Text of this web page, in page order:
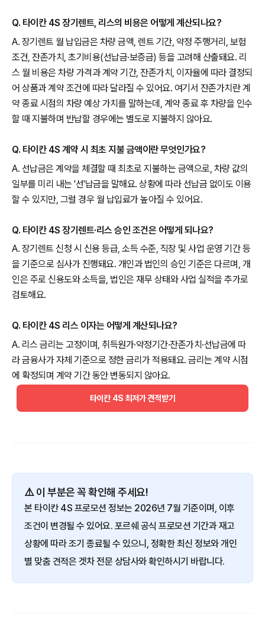
Q. 타이칸 4S 장기렌트, 리스의 비용은 어떻게 계산되나요?
A. 장기렌트 월 납입금은 차량 금액, 렌트 기간, 약정 주행거리, 보험
조건, 잔존가치, 초기비용(선납금·보증금) 등을 고려해 산출돼요. 리
스 월 비용은 차량 가격과 계약 기간, 잔존가치, 이자율에 따라 결정되
어 상품과 계약 조건에 따라 달라질 수 있어요. 여기서 잔존가치란 계
약 종료 시점의 차량 예상 가치를 말하는데, 계약 종료 후 차량을 인수
할 때 지불하며 반납할 경우에는 별도로 지불하지 않아요.
Q. 타이칸 4S 계약 시 최초 지불 금액이란 무엇인가요?
A. 선납금은 계약을 체결할 때 최초로 지불하는 금액으로, 차량 값의
일부를 미리 내는 '선'납금을 말해요. 상황에 따라 선납금 없이도 이용
할 수 있지만, 그럴 경우 월 납입료가 높아질 수 있어요.
Q. 타이칸 4S 장기렌트·리스 승인 조건은 어떻게 되나요?
A. 장기렌트 신청 시 신용 등급, 소득 수준, 직장 및 사업 운영 기간 등
을 기준으로 심사가 진행돼요. 개인과 법인의 승인 기준은 다르며, 개
인은 주로 신용도와 소득을, 법인은 재무 상태와 사업 실적을 추가로
검토해요.
Q. 타이칸 4S 리스 이자는 어떻게 계산되나요?
A. 리스 금리는 고정이며, 취득원가·약정기간·잔존가치·선납금에 따
라 금융사가 자체 기준으로 정한 금리가 적용돼요. 금리는 계약 시점
에 확정되며 계약 기간 동안 변동되지 않아요.
타이칸 4S 최저가 견적받기
⚠️ 이 부분은 꼭 확인해 주세요!
본 타이칸 4S 프로모션 정보는 2026년 7월 기준이며, 이후
조건이 변경될 수 있어요. 포르쉐 공식 프로모션 기간과 재고
상황에 따라 조기 종료될 수 있으니, 정확한 최신 정보와 개인
별 맞춤 견적은 겟차 전문 상담사와 확인하시기 바랍니다.